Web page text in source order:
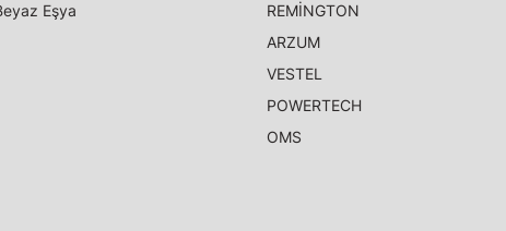
Eşya
REMİNGTON
ARZUM
VESTEL
POWERTECH
OMS